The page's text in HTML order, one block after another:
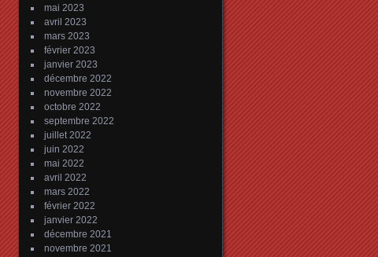
mai 2023
avril 2023
mars 2023
février 2023
janvier 2023
décembre 2022
novembre 2022
octobre 2022
septembre 2022
juillet 2022
juin 2022
mai 2022
avril 2022
mars 2022
février 2022
janvier 2022
décembre 2021
novembre 2021